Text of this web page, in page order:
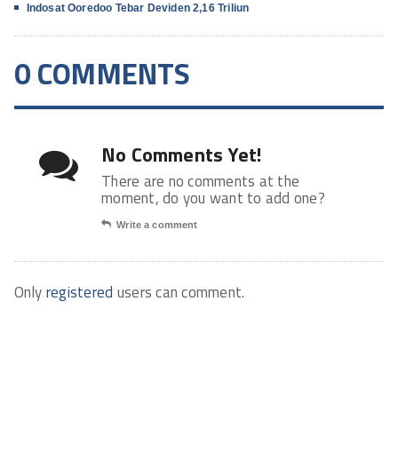
Indosat Ooredoo Tebar Deviden 2,16 Triliun
0 COMMENTS
No Comments Yet!
There are no comments at the
moment, do you want to add one?
Write a comment
Onlyregistered users can comment.